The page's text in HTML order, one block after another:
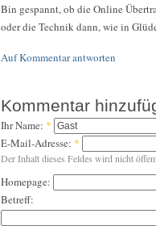
Bin gespannt, ob die Online
oder die Technik dann, wie in
Auf Kommentar antworten
Kommentar
Ihr Name: *
E-Mail-Adresse: *
Der Inhalt dieses Feldes wird nicht
Homepage:
Betreff: